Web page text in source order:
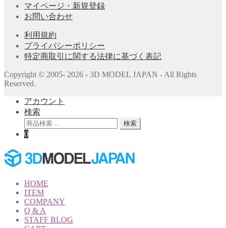
マイページ・新規登録
お問い合わせ
利用規約
プライバシーポリシー
特定商取引に関する法律に基づく表記
Copyright © 2005- 2026 - 3D MODEL JAPAN - All Rights
Reserved.
アカウント
検索
検
索
象:
検索
0
HOME
ITEM
COMPANY
Q & A
STAFF BLOG